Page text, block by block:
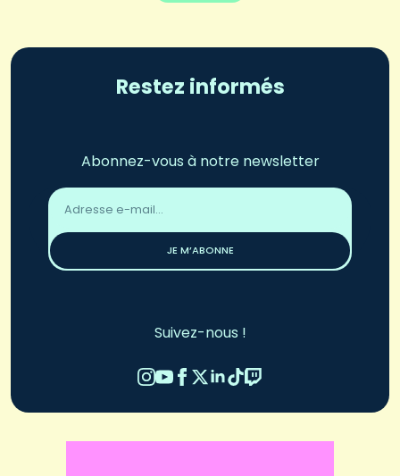
Restez informés
Abonnez-vous à notre newsletter
Adresse
email
JE M’ABONNE
Suivez-nous !